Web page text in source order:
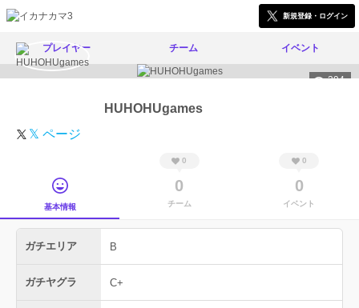
新規登録・ログイン
プレイヤー チーム イベント
294
HUHOHUgames
𝕏 ページ
基本情報
0
0
チーム
0
0
イベント
ガチエリア B
ガチヤグラ C+